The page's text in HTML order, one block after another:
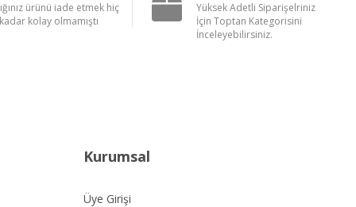
ürünü iade etmek hiç
kolay olmamıştı
Yüksek Adetli Siparişelriniz
İçin Toptan Kategorisini
İnceleyebilirsiniz.
Kurumsal
Üye Girişi